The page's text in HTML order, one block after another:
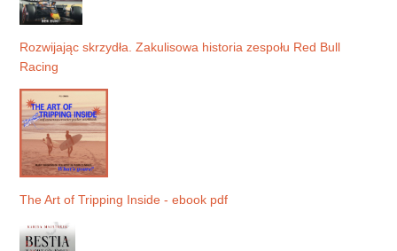
Rozwijając skrzydła. Zakulisowa historia zespołu Red Bull
Racing
The Art of Tripping Inside - ebook pdf